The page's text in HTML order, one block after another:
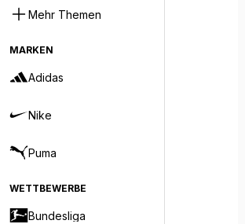
Mehr Themen
MARKEN
Adidas
Nike
Puma
WETTBEWERBE
Bundesliga